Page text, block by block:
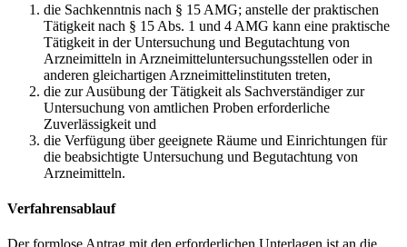
die Sachkenntnis nach § 15 AMG; anstelle der praktischen
Tätigkeit nach § 15 Abs. 1 und 4 AMG kann eine praktische
Tätigkeit in der Untersuchung und Begutachtung von
Arzneimitteln in Arzneimitteluntersuchungsstellen oder in
anderen gleichartigen Arzneimittelinstituten treten,
die zur Ausübung der Tätigkeit als Sachverständiger zur
Untersuchung von amtlichen Proben erforderliche
Zuverlässigkeit und
die Verfügung über geeignete Räume und Einrichtungen für
die beabsichtigte Untersuchung und Begutachtung von
Arzneimitteln.
Verfahrensablauf